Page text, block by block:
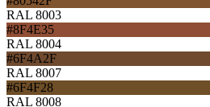
RAL 8003
#8F4E35
RAL 8004
#6F4A2F
RAL 8007
#6F4F28
RAL 8008